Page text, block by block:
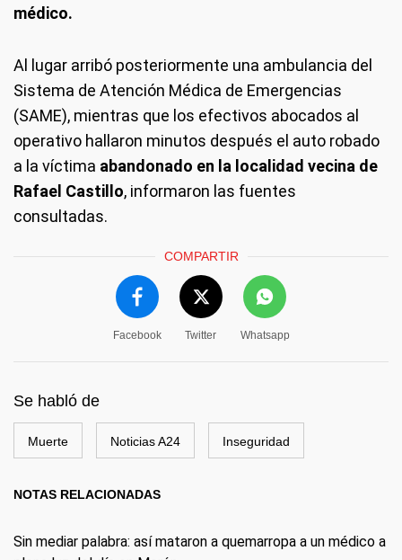
médico.
Al lugar arribó posteriormente una ambulancia del
Sistema de Atención Médica de Emergencias
(SAME), mientras que los efectivos abocados al
operativo hallaron minutos después el auto robado
a la víctima abandonado en la localidad vecina de
Rafael Castillo, informaron las fuentes
consultadas.
COMPARTIR
Facebook Twitter Whatsapp
Se habló de
Muerte Noticias A24 Inseguridad
NOTAS RELACIONADAS
Sin mediar palabra: así mataron a quemarropa a un médico a